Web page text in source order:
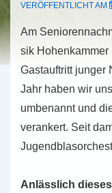
VERÖFFENTLICHT AM
Am
sik
Gast­auf­tritt junger
Jahr haben wir
umbe­nannt und
ver­an­kert. Seit
Anläss­lich